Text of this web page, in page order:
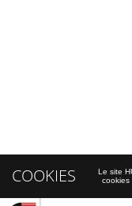
COOKIES
Le site
cookies